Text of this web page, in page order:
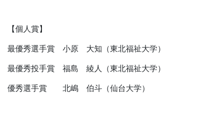
【個人賞】
最優秀選手賞 小原 大知（東北福祉大学）
最優秀投手賞 福島 綾人（東北福祉大学）
優秀選手賞 北嶋 伯斗（仙台大学）